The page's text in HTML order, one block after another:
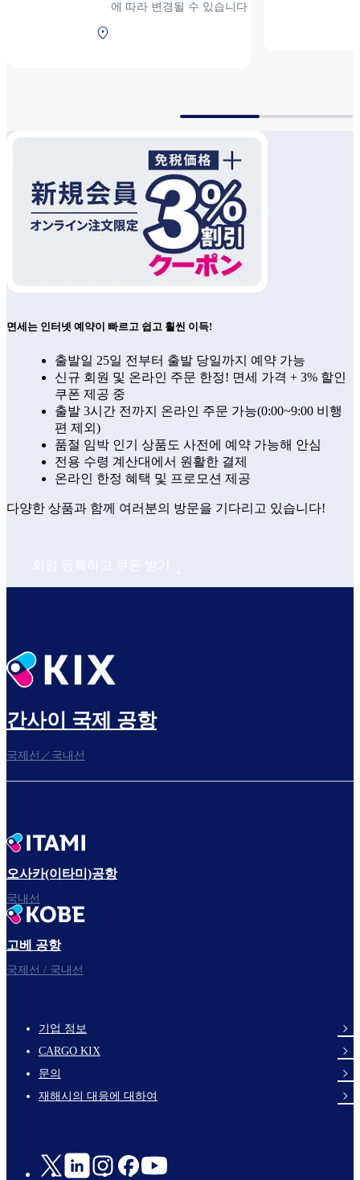
에 따라 변경될 수 있습니다
면세는 인터넷 예약이 빠르고 쉽고 훨씬 이득!
출발일 25일 전부터 출발 당일까지 예약 가능
신규 회원 및 온라인 주문 한정! 면세 가격 + 3% 할인
쿠폰 제공 중
출발 3시간 전까지 온라인 주문 가능(0:00~9:00 비행
편 제외)
품절 임박 인기 상품도 사전에 예약 가능해 안심
전용 수령 계산대에서 원활한 결제
온라인 한정 혜택 및 프로모션 제공
다양한 상품과 함께 여러분의 방문을 기다리고 있습니다!
간사이 국제 공항
국제선／국내선
오사카(이타미)공항
국내선
고베 공항
국제선 / 국내선
footer-
links-
en-
기업 정보
CARGO KIX
문의
재해시의 대응에 대하여
Social